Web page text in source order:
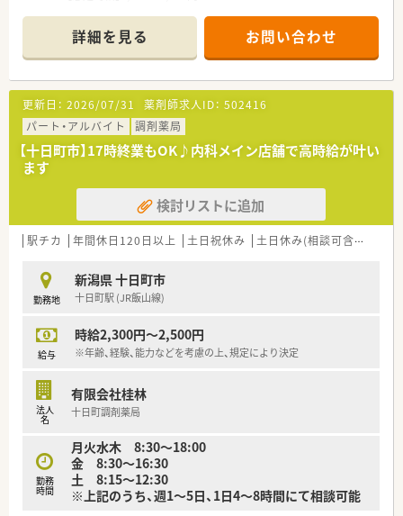
月木 10:00～17:00（休憩60分）
火水 10:00～14:00（休憩なし）
【応需科目】総合科目
【応需枚数】40-70枚/日
【人員体制】
薬剤師 常勤3名
事務 常勤2名 非常勤1名 常時3名
********************************
■万全のサポート体制：2名体制で担当がつきしっかりサポート！
■各種保険を完備：社会保険(週20時間以上)/雇用保険/薬剤師賠
償責任保険
■充実の休暇制度：有給休暇(6ヶ月以上勤務)、夏季休暇、慶弔休
ご希望条件に合わせて求人をお探しします！
まずはお気軽にお問い合わせください。
詳細を見る お問い合わせ
更新日： 2026/07/31 薬剤師求人ID： 502416
パート・アルバイト
調剤薬局
【十日町市】17時終業もOK♪内科メイン店舗で高時給が叶い
ます
検討リストに追加
駅チカ 年間休日120日以上 土日祝休み 土日休み(相談可含む)
勤務地
新潟県 十日町市
十日町駅 (JR飯山線)
給与
時給2,300円～2,500円
※年齢、経験、能力などを考慮の上、規定により決定
法人
名
有限会社桂林
十日町調剤薬局
勤務
時間
月火水木 8:30～18:00
金 8:30～16:30
土 8:15～12:30
※上記のうち、週1～5日、1日4～8時間にて相談可能